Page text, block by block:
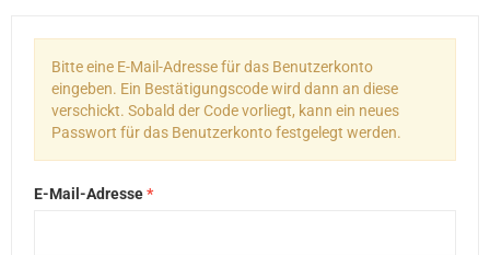
Bitte eine E-Mail-Adresse für das Benutzerkonto
eingeben. Ein Bestätigungscode wird dann an diese
verschickt. Sobald der Code vorliegt, kann ein neues
Passwort für das Benutzerkonto festgelegt werden.
E-Mail-Adresse*